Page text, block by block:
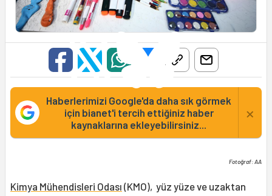
Haberlerimizi Google'da daha sık görmek
için bianet'i tercih ettiğiniz haber
kaynaklarına ekleyebilirsiniz...
×
Fotoğraf: AA
Kimya Mühendisleri Odası (KMO), yüz yüze ve uzaktan